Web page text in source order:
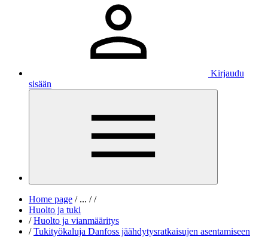
Kirjaudu
sisään
Home page /... / /
Huolto ja tuki
/ Huolto ja vianmääritys
/ Tukityökaluja Danfoss jäähdytysratkaisujen asentamiseen